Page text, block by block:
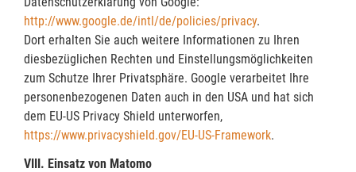
http://www.google.de/intl/de/policies/privacy.
Dort erhalten Sie auch weitere Informationen zu Ihren
diesbezüglichen Rechten und Einstellungsmöglichkeiten
zum Schutze Ihrer Privatsphäre. Google verarbeitet Ihre
personenbezogenen Daten auch in den USA und hat sich
dem EU-US Privacy Shield unterworfen,
https://www.privacyshield.gov/EU-US-Framework.
VIII. Einsatz von Matomo